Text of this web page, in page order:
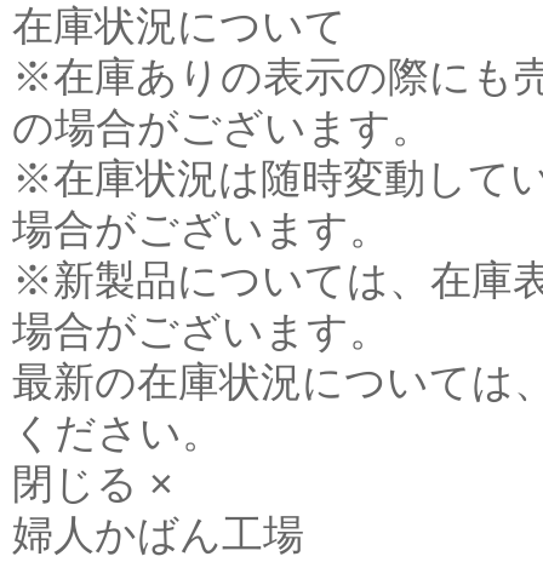
在庫状況について
※在庫ありの表示の際にも
の場合がございます。
※在庫状況は随時変動して
場合がございます。
※新製品については、在庫
場合がございます。
最新の在庫状況については
ください。
閉じる ×
婦人かばん工場